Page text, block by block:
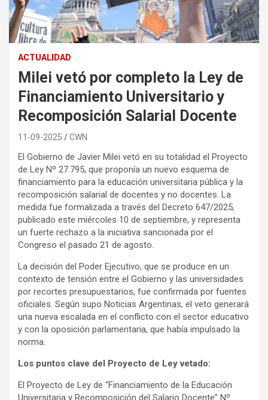
ACTUALIDAD
Milei vetó por completo la Ley de
Financiamiento Universitario y
Recomposición Salarial Docente
11-09-2025 CWN
El Gobierno de Javier Milei vetó en su totalidad el Proyecto
de Ley Nº 27.795, que proponía un nuevo esquema de
financiamiento para la educación universitaria pública y la
recomposición salarial de docentes y no docentes. La
medida fue formalizada a través del Decreto 647/2025,
publicado este miércoles 10 de septiembre, y representa
un fuerte rechazo a la iniciativa sancionada por el
Congreso el pasado 21 de agosto.
La decisión del Poder Ejecutivo, que se produce en un
contexto de tensión entre el Gobierno y las universidades
por recortes presupuestarios, fue confirmada por fuentes
oficiales. Según supo Noticias Argentinas, el veto generará
una nueva escalada en el conflicto con el sector educativo
y con la oposición parlamentaria, que había impulsado la
norma.
Los puntos clave del Proyecto de Ley vetado:
El Proyecto de Ley de “Financiamiento de la Educación